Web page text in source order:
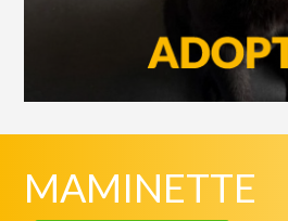
MAMINETTE